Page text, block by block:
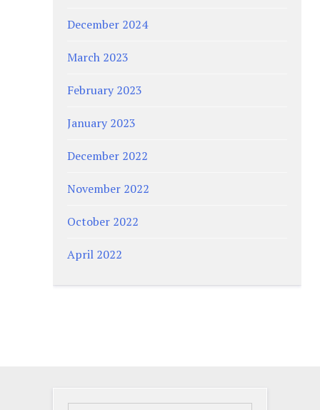
December 2024
March 2023
February 2023
January 2023
December 2022
November 2022
October 2022
April 2022